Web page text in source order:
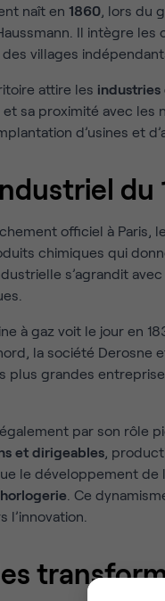
naît en 1860, lors du
Il intègre les
villages
attire les industries
sa proximité avec les
d’usines et
officiel à Paris,
chimiques qui
s’agrandit
à gaz voit le jour en
la société
plus grandes
par son rôle
et dirigeables,
le développement de
. Ce
l’innovation.